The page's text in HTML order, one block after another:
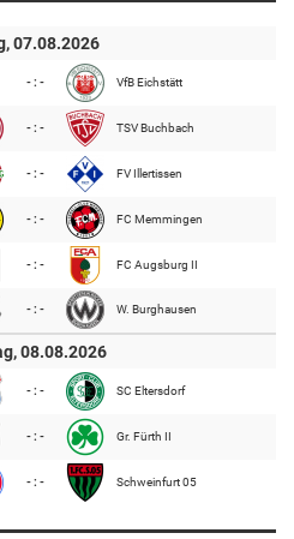
07.08.2026
- : - VfB Eichstätt
- : - TSV Buchbach
- : - FV Illertissen
- : - FC Memmingen
- : - FC Augsburg II
- : - W. Burghausen
08.08.2026
- : - SC Eltersdorf
- : - Gr. Fürth II
- : - Schweinfurt 05